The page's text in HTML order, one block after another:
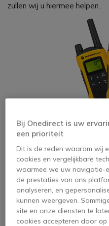
zullen wij u hiermee helpen.
Waarvoor
Portofoon?
Bij Onedirect is uw
een prioriteit
Dit is de reden waarom wij
cookies en vergelijkbare
waarmee we uw navigatie-
de prestaties van ons
analyseren, en
kunnen weergeven.
site en onze diensten te
cookies accepteren door